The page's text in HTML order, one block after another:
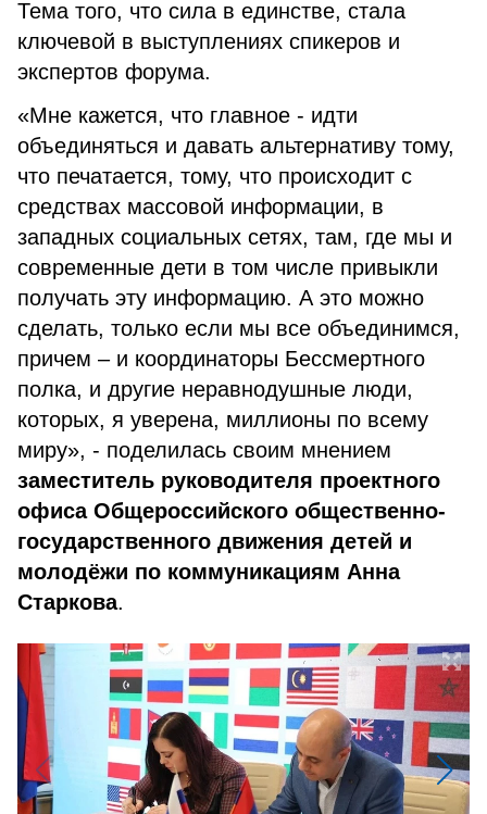
Тема того, что сила в единстве, стала
ключевой в выступлениях спикеров и
экспертов форума.
«Мне кажется, что главное - идти
объединяться и давать альтернативу тому,
что печатается, тому, что происходит с
средствах массовой информации, в
западных социальных сетях, там, где мы и
современные дети в том числе привыкли
получать эту информацию. А это можно
сделать, только если мы все объединимся,
причем – и координаторы Бессмертного
полка, и другие неравнодушные люди,
которых, я уверена, миллионы по всему
миру», - поделилась своим мнением
заместитель руководителя проектного
офиса Общероссийского общественно-
государственного движения детей и
молодёжи по коммуникациям Анна
Старкова.